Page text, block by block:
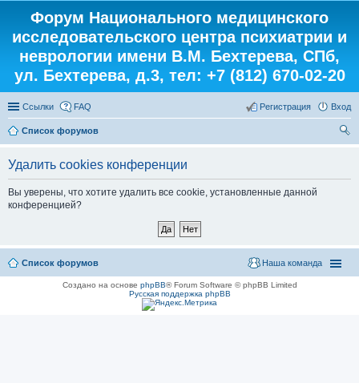
Форум Национального медицинского
исследовательского центра психиатрии и
неврологии имени В.М. Бехтерева, СПб,
ул. Бехтерева, д.3, тел: +7 (812) 670-02-20
Ссылки FAQ Вход
Регистрация
Список форумов
Удалить cookies конференции
Вы уверены, что хотите удалить все cookie, установленные данной
конференцией?
Список форумов Наша команда
Создано на основе phpBB® Forum Software © phpBB Limited
Русская поддержка phpBB